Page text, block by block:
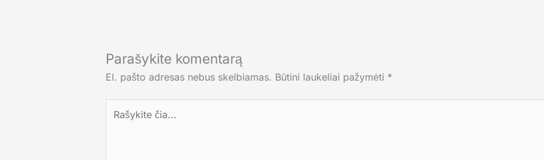
Parašykite komentarą
El. pašto adresas nebus skelbiamas. Būtini laukeliai pažymėti *
čia...